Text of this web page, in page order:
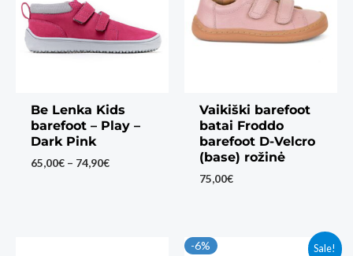
Be Lenka Kids
barefoot – Play –
Dark Pink
65,00€ – 74,90€Price
Vaikiški barefoot
batai Froddo
barefoot D-Velcro
(base) rožinė
75,00€
Sale!
-6%